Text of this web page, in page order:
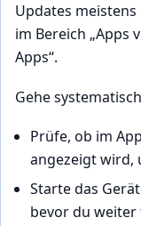
Updates
im Bereich „Apps
Apps“.
Gehe
Prüfe, ob im
angezeigt wird,
Starte das
bevor du weiter